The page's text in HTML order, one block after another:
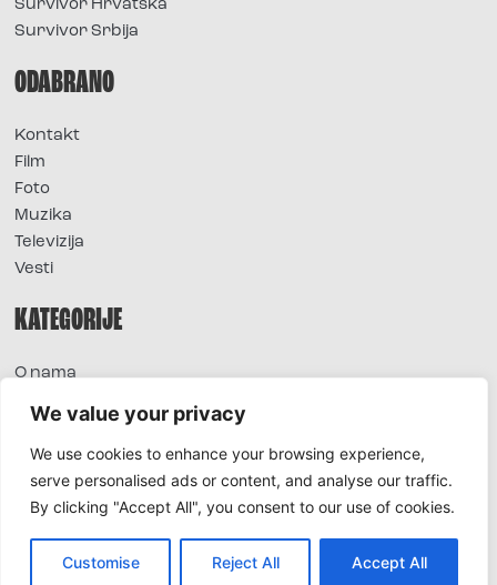
We value your privacy
We use cookies to enhance your browsing experience,
serve personalised ads or content, and analyse our traffic.
By clicking "Accept All", you consent to our use of cookies.
Customise Reject All Accept All
Survivor Hrvatska
Survivor Srbija
ODABRANO
Kontakt
Film
Foto
Muzika
Televizija
Vesti
KATEGORIJE
O nama
Extra
Foto
Moda
TV
Horoskop